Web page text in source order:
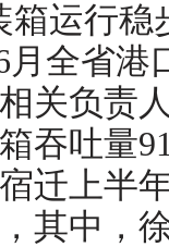
箱运行
月全省港
关负责
吞吐量
迁上半
其中，